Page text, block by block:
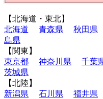
【北海道・東北】
北海道
青森県 秋田県
島県
【関東】
東京都
神奈川県 千葉
茨城県
【北陸】
新潟県
石川県 福井県